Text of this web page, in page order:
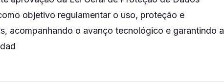
objetivo regulamentar o uso, proteção e
acompanhando o avanço tecnológico e garantindo a